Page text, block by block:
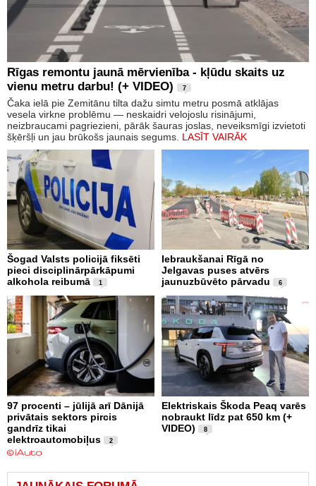
Rīgas remontu jaunā mērvienība - kļūdu skaits uz
vienu metru darbu! (+ VIDEO)
7
Čaka ielā pie Zemitānu tilta dažu simtu metru posmā atklājas
vesela virkne problēmu — neskaidri velojoslu risinājumi,
neizbraucami pagriezieni, pārāk šauras joslas, neveiksmīgi izvietoti
šķēršļi un jau brūkošs jaunais segums. LASĪT VAIRĀK
Šogad Valsts policijā fiksēti
pieci disciplinārpārkāpumi
alkohola reibumā
1
Iebraukšanai Rīgā no
Jelgavas puses atvērs
jaunuzbūvēto pārvadu
6
97 procenti – jūlijā arī Dānijā
privātais sektors pircis
gandrīz tikai
elektroautomobiļus
2
Elektriskais Škoda Peaq varēs
nobraukt līdz pat 650 km (+
VIDEO)
8